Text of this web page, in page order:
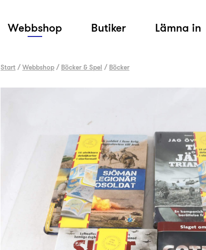
Webbshop Butiker Lämna in
Start /Webbshop / Böcker & Spel / Böcker